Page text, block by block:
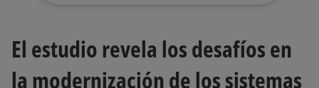
ñ
v
a
El estudio revela los desafíos en
la modernización de los sistemas